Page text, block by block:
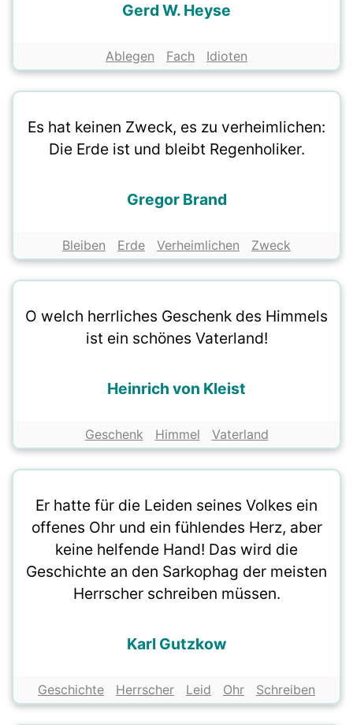
Gerd W. Heyse
Ablegen Fach Idioten
Es hat keinen Zweck, es zu verheimlichen:
Die Erde ist und bleibt Regenholiker.
Gregor Brand
Bleiben Erde Verheimlichen Zweck
O welch herrliches Geschenk des Himmels
ist ein schönes Vaterland!
Heinrich von Kleist
Geschenk Himmel Vaterland
Er hatte für die Leiden seines Volkes ein
offenes Ohr und ein fühlendes Herz, aber
keine helfende Hand! Das wird die
Geschichte an den Sarkophag der meisten
Herrscher schreiben müssen.
Karl Gutzkow
Geschichte Herrscher Leid Ohr Schreiben